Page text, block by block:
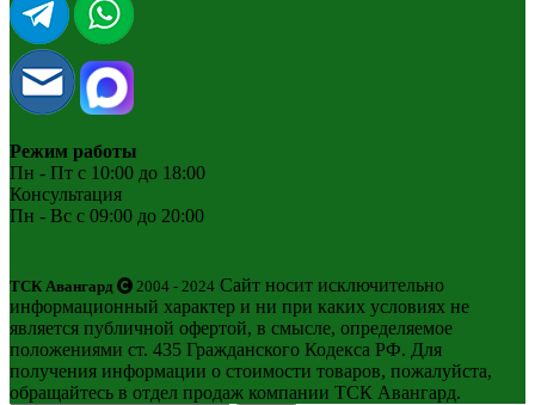
Режим работы
Пн - Пт с 10:00 до 18:00
Консультация
Пн - Вс с 09:00 до 20:00
ТСК Авангард 2004 - 2024 Сайт носит исключительно
информационный характер и ни при каких условиях не
является публичной офертой, в смысле, определяемое
положениями ст. 435 Гражданского Кодекса РФ. Для
получения информации о стоимости товаров, пожалуйста,
обращайтесь в отдел продаж компании ТСК Авангард.